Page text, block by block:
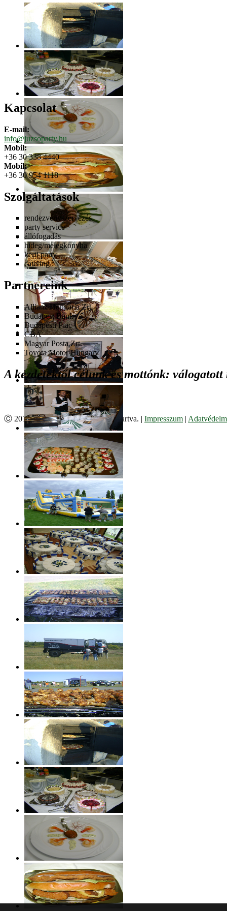
Kapcsolat
E-mail:
info@juzsoparty.hu
Mobil:
+36 30 338 4440
Mobil:
+36 30 954 1118
Szolgáltatások
rendezvényszervezés
party service
állófogadás
hideg/melegkonyha
kerti party
catering
Partnereink
Allianz Hungária Zrt.
Budapest Bank
Budapesti Piac
CBA
Magyar Posta Zrt.
Toyota Motor Hungary
A kezdetektől célunk és mottónk:
Ⓒ 2017. Juzso Bt. Minden jog fenntartva. | Impresszum |